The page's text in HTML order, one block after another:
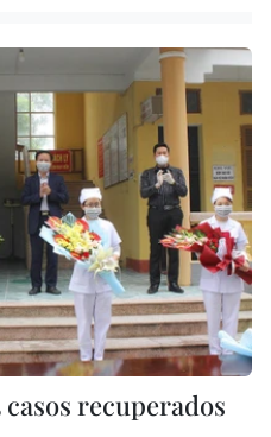
recuperados